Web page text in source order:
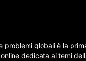
problemi globali è la
dedicata ai temi